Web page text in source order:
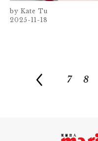
Kate Tu
2025-11-18
7 8